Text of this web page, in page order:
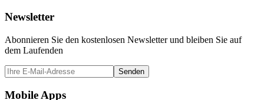
Newsletter
Abonnieren Sie den kostenlosen Newsletter und bleiben Sie auf
dem Laufenden
Senden
Mobile Apps